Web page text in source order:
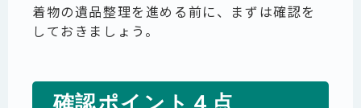
着物の遺品整理を進める前に、まずは確認を
しておきましょう。
確認ポイント４点